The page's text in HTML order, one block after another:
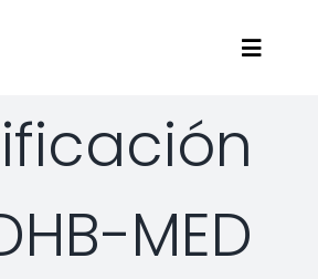
Toggle
MED